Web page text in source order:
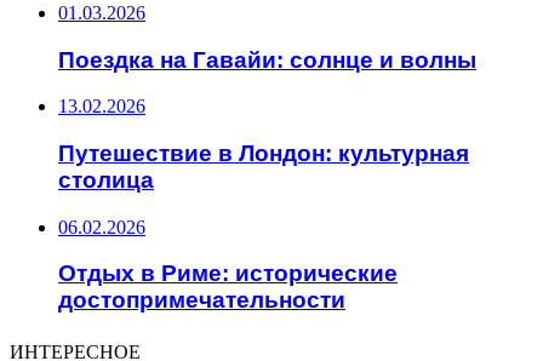
01.03.2026
Поездка на Гавайи: солнце и волны
13.02.2026
Путешествие в Лондон: культурная
столица
06.02.2026
Отдых в Риме: исторические
достопримечательности
ИНТЕРЕСНОЕ